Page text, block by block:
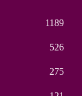
1189
526
275